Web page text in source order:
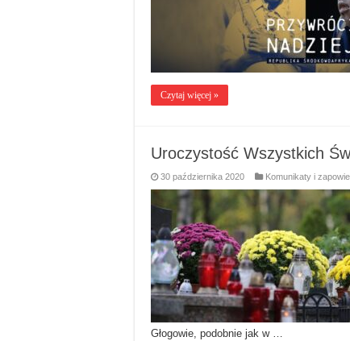
Czytaj więcej »
Uroczystość Wszystkich
30 października 2020 Komunikaty i
Głogowie, podobnie jak w …